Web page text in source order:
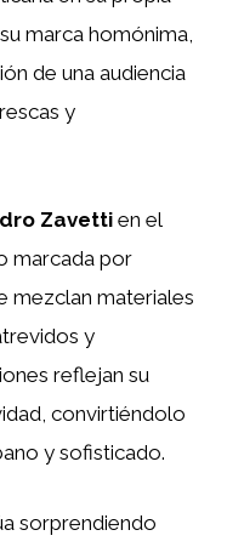
marca homónima,
de una audiencia
y
Zavetti en el
marcada por
mezclan materiales
y
reflejan su
convirtiéndolo
y sofisticado.
sorprendiendo